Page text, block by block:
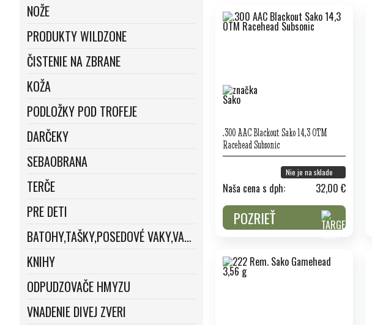
NOŽE
PRODUKTY WILDZONE
ČISTENIE NA ZBRANE
KOŽA
PODLOŽKY POD TROFEJE
DARČEKY
SEBAOBRANA
TERČE
PRE DETI
BATOHY,TAŠKY,POSEDOVÉ VAKY,VAKY
KNIHY
ODPUDZOVAČE HMYZU
VNADENIE DIVEJ ZVERI
.300 AAC Blackout Sako 14,3 OTM
Racehead Subsonic
Nie je na sklade
Naša cena s dph: 32,00 €
POZRIEŤ